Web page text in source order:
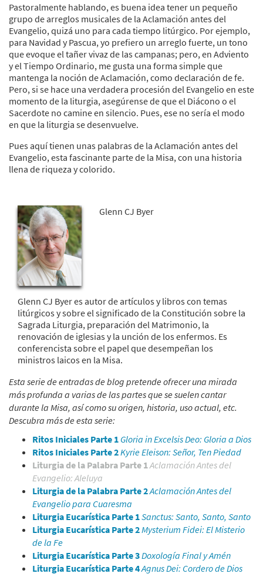
Pastoralmente hablando, es buena idea tener un pequeño
grupo de arreglos musicales de la Aclamación antes del
Evangelio, quizá uno para cada tiempo litúrgico. Por ejemplo,
para Navidad y Pascua, yo prefiero un arreglo fuerte, un tono
que evoque el tañer vivaz de las campanas; pero, en Adviento
y el Tiempo Ordinario, me gusta una forma simple que
mantenga la noción de Aclamación, como declaración de fe.
Pero, si se hace una verdadera procesión del Evangelio en este
momento de la liturgia, asegúrense de que el Diácono o el
Sacerdote no camine en silencio. Pues, ese no sería el modo
en que la liturgia se desenvuelve.
Pues aquí tienen unas palabras de la Aclamación antes del
Evangelio, esta fascinante parte de la Misa, con una historia
llena de riqueza y colorido.
Glenn CJ Byer
Glenn CJ Byer es autor de artículos y libros con temas
litúrgicos y sobre el significado de la Constitución sobre la
Sagrada Liturgia, preparación del Matrimonio, la
renovación de iglesias y la unción de los enfermos. Es
conferencista sobre el papel que desempeñan los
ministros laicos en la Misa.
Esta serie de entradas de blog pretende ofrecer una mirada
más profunda a varias de las partes que se suelen cantar
durante la Misa, así como su origen, historia, uso actual, etc.
Descubra más de esta serie:
Ritos Iniciales Parte 1 Gloria in Excelsis Deo: Gloria a Dios
Ritos Iniciales Parte 2Kyrie Eleison: Señor, Ten Piedad
Liturgia de la Palabra Parte 1Aclamación Antes del
Evangelio: Aleluya
Liturgia de la Palabra Parte 2Aclamación Antes del
Evangelio para Cuaresma
Liturgia Eucarística Parte 1Sanctus: Santo, Santo, Santo
Liturgia Eucarística Parte 2Mysterium Fidei: El Misterio
de la Fe
Liturgia Eucarística Parte 3Doxología Final y Amén
Liturgia Eucarística Parte 4Agnus Dei: Cordero de Dios